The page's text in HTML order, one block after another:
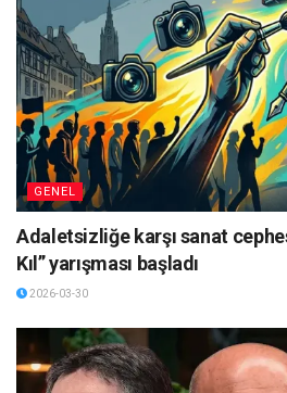
GENEL
Adaletsizliğe karşı sanat
Kıl” yarışması başladı
2026-03-30